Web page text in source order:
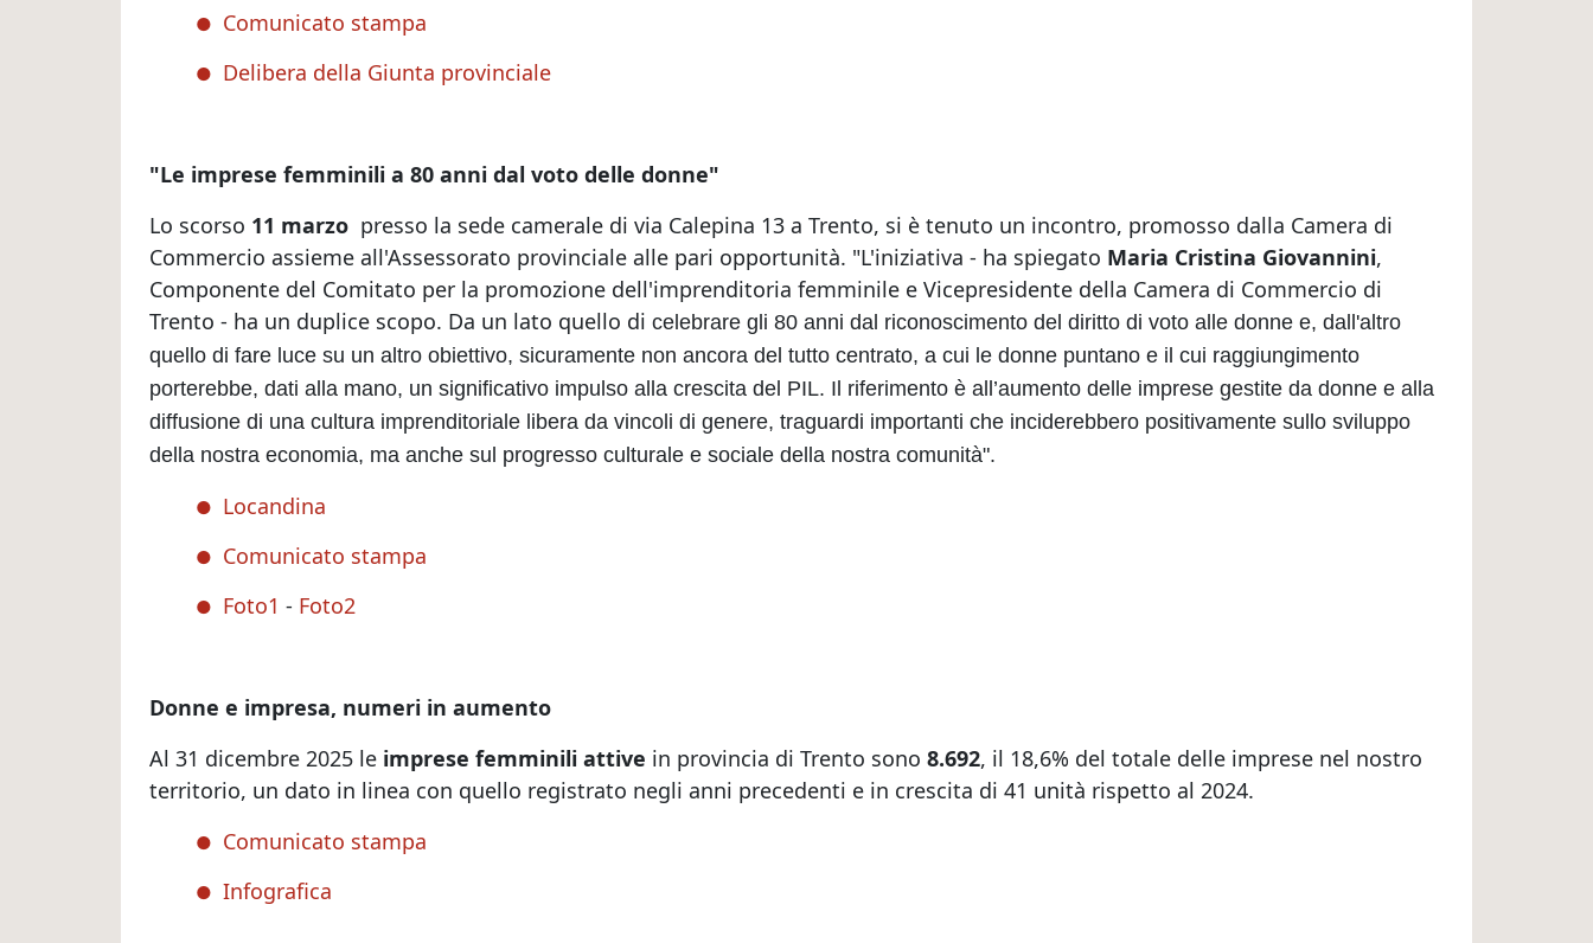
Comunicato stampa
Delibera della Giunta provinciale
"Le imprese femminili a 80 anni dal voto delle donne"
Lo scorso 11 marzo presso la sede camerale di via Calepina 13 a Trento, si è tenuto un incontro, promosso dalla Camera di
Commercio assieme all'Assessorato provinciale alle pari opportunità. "L'iniziativa - ha spiegato Maria Cristina Giovannini,
Componente del Comitato per la promozione dell'imprenditoria femminile e Vicepresidente della Camera di Commercio di
Trento - ha un duplice scopo. Da un lato quello di celebrare gli 80 anni dal riconoscimento del diritto di voto alle donne e, dall'altro
quello di fare luce su un altro obiettivo, sicuramente non ancora del tutto centrato, a cui le donne puntano e il cui raggiungimento
porterebbe, dati alla mano, un significativo impulso alla crescita del PIL. Il riferimento è all’aumento delle imprese gestite da donne e alla
diffusione di una cultura imprenditoriale libera da vincoli di genere, traguardi importanti che inciderebbero positivamente sullo sviluppo
della nostra economia, ma anche sul progresso culturale e sociale della nostra comunità".
Locandina
Comunicato stampa
Foto1 - Foto2
Donne e impresa, numeri in aumento
Al 31 dicembre 2025 le imprese femminili attive in provincia di Trento sono 8.692, il 18,6% del totale delle imprese nel nostro
territorio, un dato in linea con quello registrato negli anni precedenti e in crescita di 41 unità rispetto al 2024.
Comunicato stampa
Infografica